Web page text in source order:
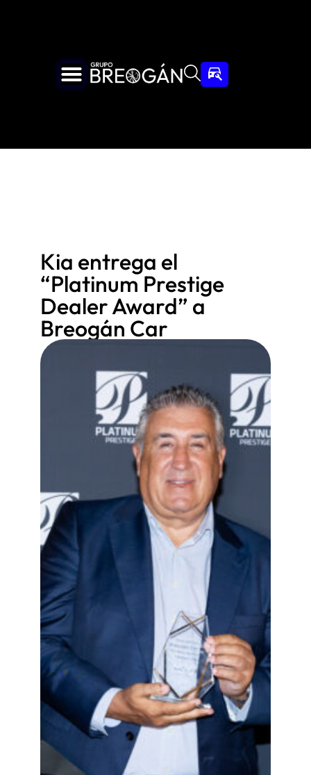
Kia entrega el
“Platinum Prestige
Dealer Award” a
Breogán Car